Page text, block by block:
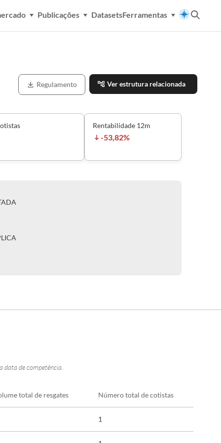
Publicações DatasetsFerramentas
Regulamento Ver estrutura relacionada
Rentabilidade 12m
-53,82%
data de competência.
total de resgates Número total de cotistas
1